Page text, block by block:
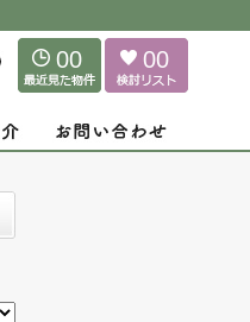
00 00